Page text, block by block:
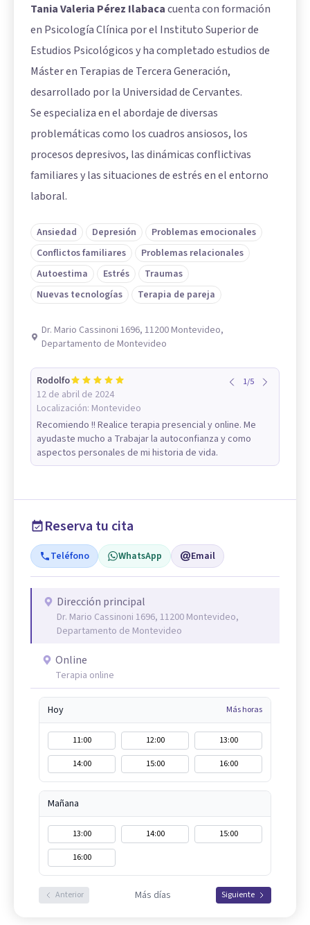
Tania Valeria Pérez Ilabacacuenta con formación
en Psicología Clínica por el Instituto Superior de
Estudios Psicológicos y ha completado estudios de
Máster en Terapias de Tercera Generación,
desarrollado por la Universidad de Cervantes.
Se especializa en el abordaje de diversas
problemáticas como los cuadros ansiosos, los
procesos depresivos, las dinámicas conflictivas
familiares y las situaciones de estrés en el entorno
laboral.
Ansiedad Depresión
Problemas emocionales
Conflictos familiares
Problemas relacionales
Autoestima
Estrés
Traumas
Nuevas tecnologías
Terapia de pareja
Dr. Mario Cassinoni 1696, 11200 Montevideo,
Departamento de Montevideo
Rodolfo
12 de abril de 2024
Localización: Montevideo
1/5
Recomiendo !! Realice terapia presencial y online. Me
ayudaste mucho a Trabajar la autoconfianza y como
aspectos personales de mi historia de vida.
Reserva tu cita
Teléfono WhatsApp Email
Dirección principal
Dr. Mario Cassinoni 1696, 11200 Montevideo,
Departamento de Montevideo
Online
Terapia online
Hoy Más horas
11:00 12:00
13:00
14:00
15:00 16:00
Mañana
13:00 14:00
15:00
16:00
Anterior Más días Siguiente